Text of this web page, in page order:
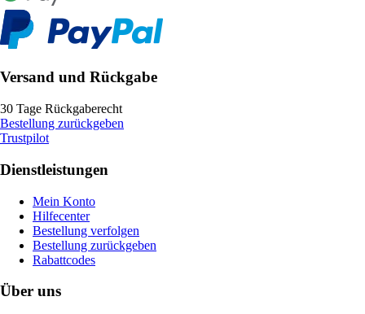
Versand und Rückgabe
30 Tage Rückgaberecht
Bestellung zurückgeben
Trustpilot
Dienstleistungen
Mein Konto
Hilfecenter
Bestellung verfolgen
Bestellung zurückgeben
Rabattcodes
Über uns